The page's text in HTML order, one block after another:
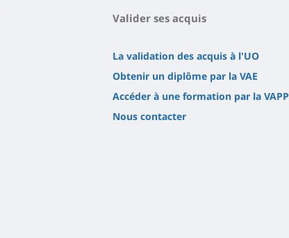
Valider ses acquis
La validation des acquis à l'UO
Obtenir un diplôme par la VAE
Accéder à une formation par la VAPP
Nous contacter